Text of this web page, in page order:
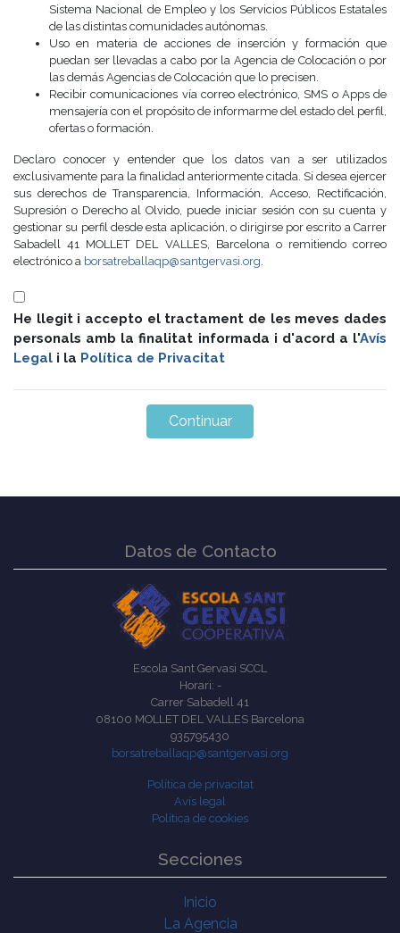
Sistema Nacional de Empleo y los Servicios Públicos Estatales
de las distintas comunidades autónomas.
Uso en materia de acciones de inserción y formación que
puedan ser llevadas a cabo por la Agencia de Colocación o por
las demás Agencias de Colocación que lo precisen.
Recibir comunicaciones vía correo electrónico, SMS o Apps de
mensajería con el propósito de informarme del estado del perfil,
ofertas o formación.
Declaro conocer y entender que los datos van a ser utilizados
exclusivamente para la finalidad anteriormente citada. Si desea ejercer
sus derechos de Transparencia, Información, Acceso, Rectificación,
Supresión o Derecho al Olvido, puede iniciar sesión con su cuenta y
gestionar su perfil desde esta aplicación, o dirigirse por escrito a Carrer
Sabadell 41 MOLLET DEL VALLES, Barcelona o remitiendo correo
electrónico a borsatreballaqp@santgervasi.org
He llegit i accepto el tractament de les meves dades
personals amb la finalitat informada i d'acord a l'Avís
Legal i la Política de Privacitat
Datos de Contacto
Escola Sant Gervasi SCCL
Horari: -
Carrer Sabadell 41
08100 MOLLET DEL VALLES Barcelona
935795430
borsatreballaqp@santgervasi.org
Política de privacitat
Avís legal
Política de cookies
Secciones
Inicio
La Agencia